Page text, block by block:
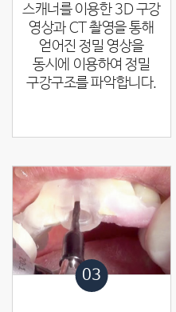
스캐너를 이용한 3D 구강
영상과 CT 촬영을 통해
얻어진정밀 영상을
동시에 이용하여 정밀
구강구조를 파악합니다.
03